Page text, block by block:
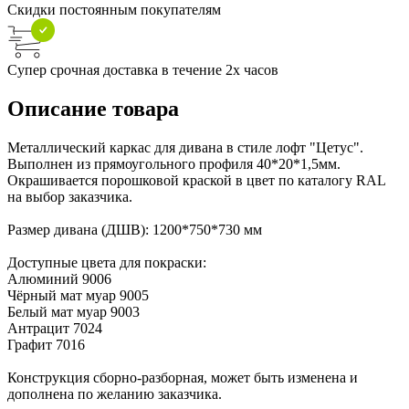
Скидки постоянным покупателям
Супер срочная доставка в течение 2х часов
Описание товара
Металлический каркас для дивана в стиле лофт "Цетус".
Выполнен из прямоугольного профиля 40*20*1,5мм.
Окрашивается порошковой краской в цвет по каталогу RAL
на выбор заказчика.
Размер дивана (ДШВ): 1200*750*730 мм
Доступные цвета для покраски:
Алюминий 9006
Чёрный мат муар 9005
Белый мат муар 9003
Антрацит 7024
Графит 7016
Конструкция сборно-разборная, может быть изменена и
дополнена по желанию заказчика.